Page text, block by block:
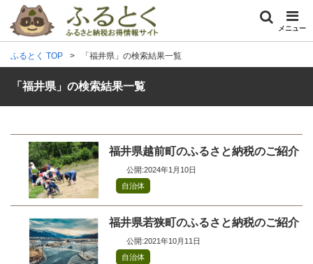
メニュー
ふるとく TOP 「福井県」の検索結果一覧
「福井県」の検索結果一覧
福井県越前町のふるさと納税のご紹介
公開:2024年1月10日
自治体
福井県若狭町のふるさと納税のご紹介
公開:2021年10月11日
自治体